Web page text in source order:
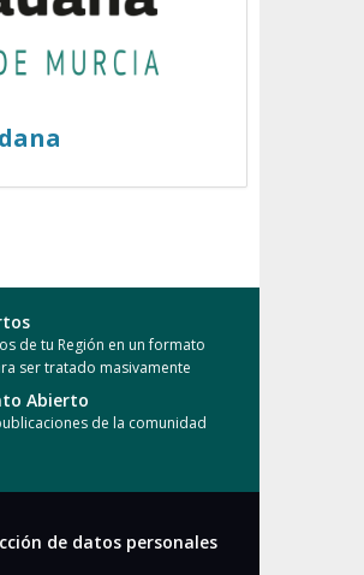
de tu Región en un formato
ser tratado masivamente
Abierto
de la comunidad
de datos personales